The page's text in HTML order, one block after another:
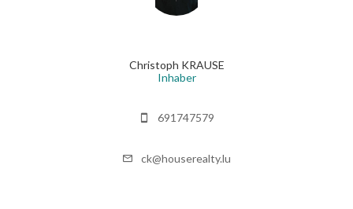
Christoph KRAUSE
Inhaber
691747579
ck@houserealty.lu